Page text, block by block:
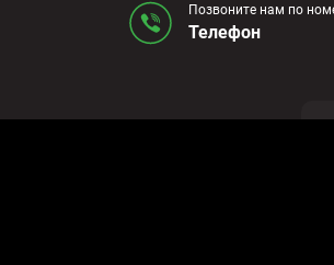
Calpe - Downtown
Castellon -
Позвоните нам по
Телефон
Все права защищены ©